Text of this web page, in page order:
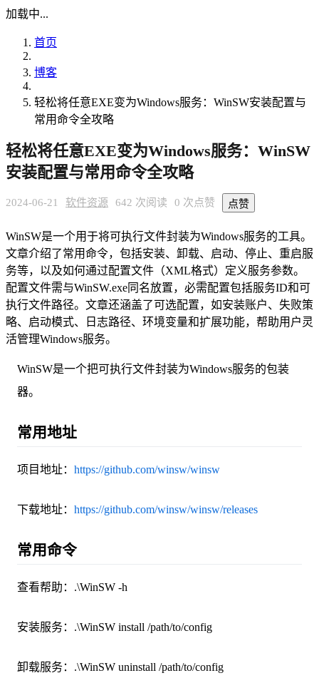
加载中...
首页
博客
轻松将任意EXE变为Windows服务：WinSW安装配置与
常用命令全攻略
轻松将任意EXE变为Windows服务：WinSW
安装配置与常用命令全攻略
2024-06-21 软件资源 642 次阅读 0 次点赞 点赞
WinSW是一个用于将可执行文件封装为Windows服务的工具。
文章介绍了常用命令，包括安装、卸载、启动、停止、重启服
务等，以及如何通过配置文件（XML格式）定义服务参数。
配置文件需与WinSW.exe同名放置，必需配置包括服务ID和可
执行文件路径。文章还涵盖了可选配置，如安装账户、失败策
略、启动模式、日志路径、环境变量和扩展功能，帮助用户灵
活管理Windows服务。
WinSW是一个把可执行文件封装为Windows服务的包装
器。
常用地址
项目地址： https://github.com/winsw/winsw
下载地址： https://github.com/winsw/winsw/releases
常用命令
查看帮助：.\WinSW -h
安装服务：.\WinSW install /path/to/config
卸载服务：.\WinSW uninstall /path/to/config